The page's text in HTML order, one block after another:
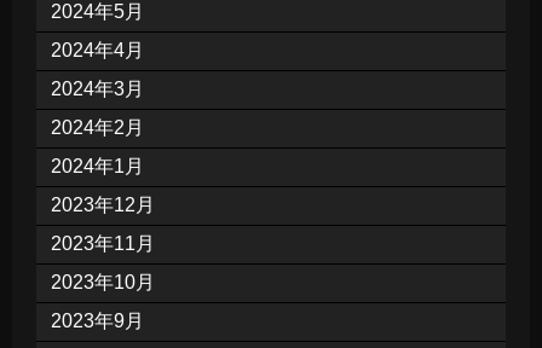
2024年5月
2024年4月
2024年3月
2024年2月
2024年1月
2023年12月
2023年11月
2023年10月
2023年9月